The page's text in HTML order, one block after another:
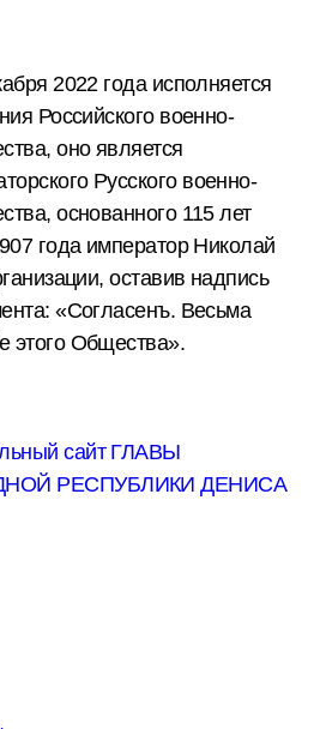
2022 года исполняется
Российского военно-
оно является
Русского военно-
основанного 115 лет
года император Николай
оставив надпись
«Согласенъ. Весьма
этого Общества».
сайт ГЛАВЫ
РЕСПУБЛИКИ ДЕНИСА